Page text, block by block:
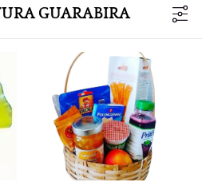
GUARABIRA